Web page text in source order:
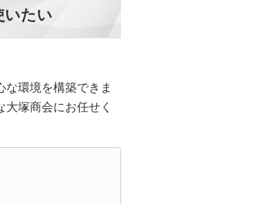
いたい
環境を構築できま
塚商会にお任せく